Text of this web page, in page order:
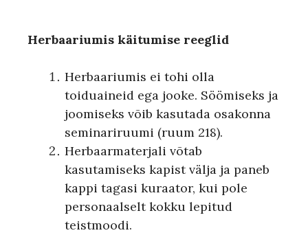
Herbaariumis käitumise reeglid
Herbaariumis ei tohi olla
toiduaineid ega jooke. Söömiseks ja
joomiseks võib kasutada osakonna
seminariruumi (ruum 218).
Herbaarmaterjali võtab
kasutamiseks kapist välja ja paneb
kappi tagasi kuraator, kui pole
personaalselt kokku lepitud
teistmoodi.